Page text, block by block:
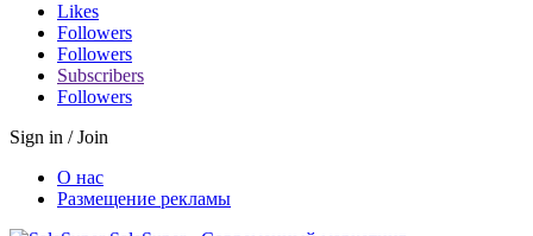
Likes
Followers
Followers
Subscribers
Followers
Sign in / Join
О нас
Размещение рекламы